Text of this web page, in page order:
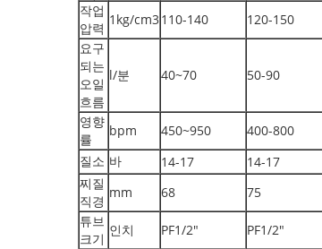
작업
압력
1kg/cm3110-140 120-150
요구
되는
오일
흐름
l/분 40~70 50-90
영향
률
bpm 450~950 400-800
질소 바 14-17 14-17
찌질
직경
mm 68 75
튜브
크기
인치 PF1/2" PF1/2"